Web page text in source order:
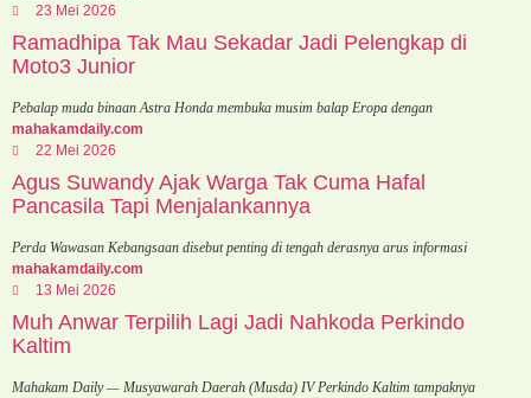
23 Mei 2026
Ramadhipa Tak Mau Sekadar Jadi Pelengkap di
Moto3 Junior
Pebalap muda binaan Astra Honda membuka musim balap Eropa dengan
mahakamdaily.com
22 Mei 2026
Agus Suwandy Ajak Warga Tak Cuma Hafal
Pancasila Tapi Menjalankannya
Perda Wawasan Kebangsaan disebut penting di tengah derasnya arus informasi
mahakamdaily.com
13 Mei 2026
Muh Anwar Terpilih Lagi Jadi Nahkoda Perkindo
Kaltim
Mahakam Daily — Musyawarah Daerah (Musda) IV Perkindo Kaltim tampaknya